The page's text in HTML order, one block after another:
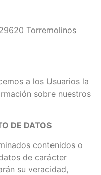
Torremolinos
a los Usuarios la
sobre nuestros
DE DATOS
contenidos o
de carácter
su veracidad,